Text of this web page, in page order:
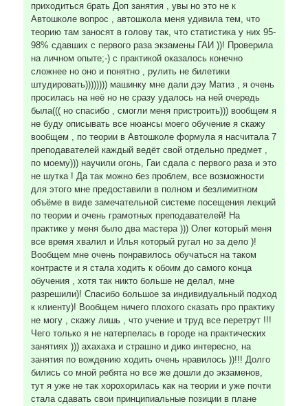
приходиться брать Доп занятия , увы но это не к
Автошколе вопрос , автошкола меня удивила тем, что
теорию там заносят в голову так, что статистика у них 95-
98% сдавших с первого раза экзамены ГАИ ))! Проверила
на личном опыте;-) с практикой оказалось конечно
сложнее но оно и понятно , рулить не билетики
штудировать)))))))) машинку мне дали дэу Матиз , я очень
просилась на неё но не сразу удалось на ней очередь
была((( но спасибо , смогли меня пристроить))) вообщем я
не буду описывать все нюансы моего обучение я скажу
вообщем , по теории в Автошколе формула я насчитала 7
преподавателей каждый ведёт свой отдельно предмет ,
по моему))) научили огонь, Гаи сдала с первого раза и это
не шутка ! Да так можно без проблем, все возможности
для этого мне предоставили в полном и безлимитном
объёме в виде замечательной системе посещения лекций
по теории и очень грамотных преподавателей! На
практике у меня было два мастера ))) Олег который меня
все время хвалил и Илья который ругал но за дело )!
Вообщем мне очень понравилось обучаться на таком
контрасте и я стала ходить к обоим до самого конца
обучения , хотя так никто больше не делал, мне
разрешили)! Спасибо большое за индивидуальный подход
к клиенту)! Вообщем ничего плохого сказать про практику
не могу , скажу лишь , что учение и труд все перетрут !!!
Чего только я не натерпелась в городе на практических
занятиях ))) ахахаха и страшно и дико интересно, на
занятия по вождению ходить очень нравилось ))!!! Долго
бились со мной ребята но все же дошли до экзаменов,
тут я уже не так хорохорилась как на теории и уже почти
стала сдавать свои принципиальные позиции в плане